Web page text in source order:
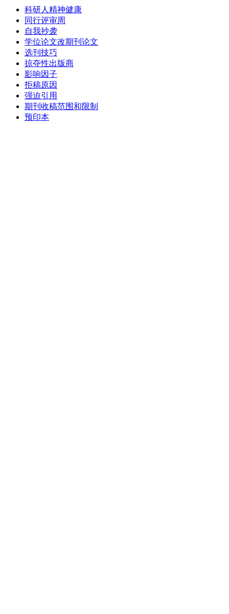
科研人精神健康
同行评审周
自我抄袭
学位论文改期刊论文
选刊技巧
掠夺性出版商
影响因子
拒稿原因
强迫引用
期刊收稿范围和限制
预印本